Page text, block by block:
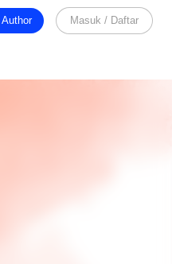
Author Masuk / Daftar